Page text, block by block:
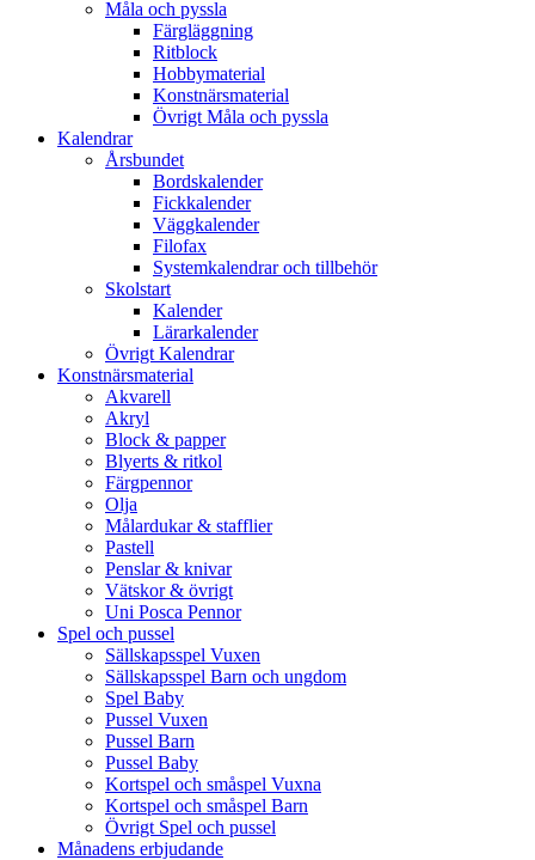
Måla och pyssla
Färgläggning
Ritblock
Hobbymaterial
Konstnärsmaterial
Övrigt Måla och pyssla
Kalendrar
Årsbundet
Bordskalender
Fickkalender
Väggkalender
Filofax
Systemkalendrar och tillbehör
Skolstart
Kalender
Lärarkalender
Övrigt Kalendrar
Konstnärsmaterial
Akvarell
Akryl
Block & papper
Blyerts & ritkol
Färgpennor
Olja
Målardukar & stafflier
Pastell
Penslar & knivar
Vätskor & övrigt
Uni Posca Pennor
Spel och pussel
Sällskapsspel Vuxen
Sällskapsspel Barn och ungdom
Spel Baby
Pussel Vuxen
Pussel Barn
Pussel Baby
Kortspel och småspel Vuxna
Kortspel och småspel Barn
Övrigt Spel och pussel
Månadens erbjudande